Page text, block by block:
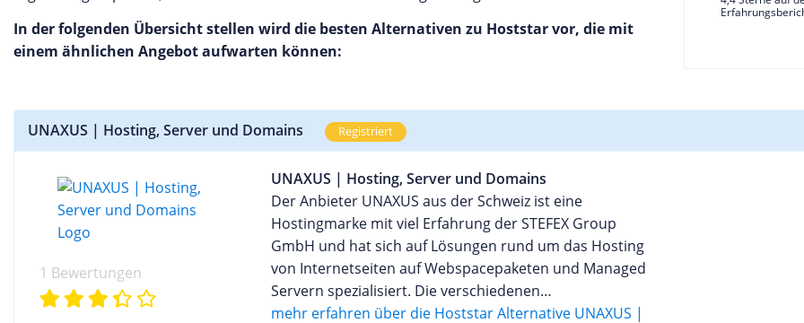
In der folgenden Übersicht stellen wird die besten Alternativen zu Hoststar vor, die mit
einem ähnlichen Angebot aufwarten können:
UNAXUS | Hosting, Server und Domains Registriert
1 Bewertungen
UNAXUS | Hosting, Server und Domains
Der Anbieter UNAXUS aus der Schweiz ist eine
Hostingmarke mit viel Erfahrung der STEFEX Group
GmbH und hat sich auf Lösungen rund um das Hosting
von Internetseiten auf Webspacepaketen und Managed
Servern spezialisiert. Die verschiedenen
Webhostingpakete unterscheiden sich lediglich in den
mehr erfahren über die Hoststar Alternative UNAXUS |